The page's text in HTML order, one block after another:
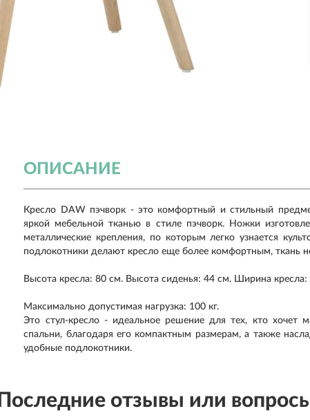
ОПИСАНИЕ
Кресло DAW пэчворк - это комфортный и стильный
яркой мебельной тканью в стиле пэчворк. Ножки
металлические крепления, по которым легко узнается
подлокотники делают кресло еще более комфортным, ткань
Высота кресла: 80 см. Высота сиденья: 44 см. Ширина
Максимально допустимая нагрузка: 100 кг.
Это стул-кресло - идеальное решение для тех, кто хочет
спальни, благодаря его компактным размерам, а также
удобные подлокотники.
Последние отзывы или